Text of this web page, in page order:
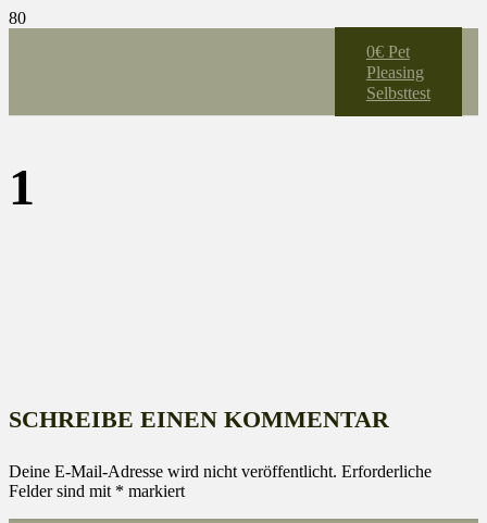
0€ Pet
Pleasing
Selbsttest
1
SCHREIBE EINEN KOMMENTAR
Deine E-Mail-Adresse wird nicht veröffentlicht. Erforderliche
Felder sind mit * markiert